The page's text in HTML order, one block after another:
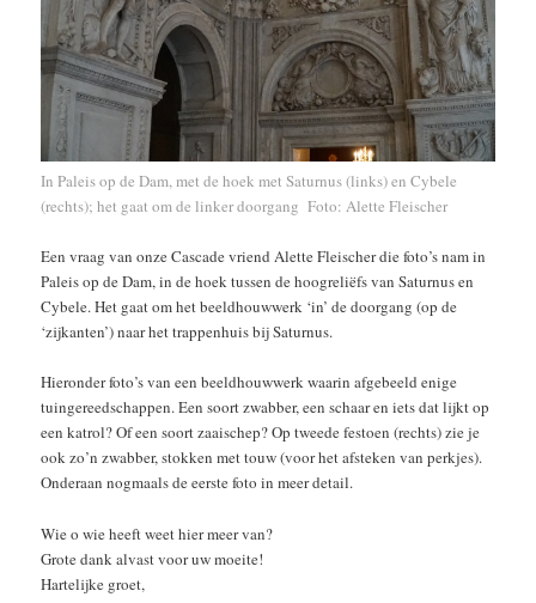
In Paleis op de Dam, met de hoek met Saturnus (links) en Cybele
(rechts); het gaat om de linker doorgang Foto: Alette Fleischer
Een vraag van onze Cascade vriend Alette Fleischer die foto’s nam in
Paleis op de Dam, in de hoek tussen de hoogreliëfs van Saturnus en
Cybele. Het gaat om het beeldhouwwerk ‘in’ de doorgang (op de
‘zijkanten’) naar het trappenhuis bij Saturnus.
Hieronder foto’s van een beeldhouwwerk waarin afgebeeld enige
tuingereedschappen. Een soort zwabber, een schaar en iets dat lijkt op
een katrol? Of een soort zaaischep? Op tweede festoen (rechts) zie je
ook zo’n zwabber, stokken met touw (voor het afsteken van perkjes).
Onderaan nogmaals de eerste foto in meer detail.
Wie o wie heeft weet hier meer van?
Grote dank alvast voor uw moeite!
Hartelijke groet,